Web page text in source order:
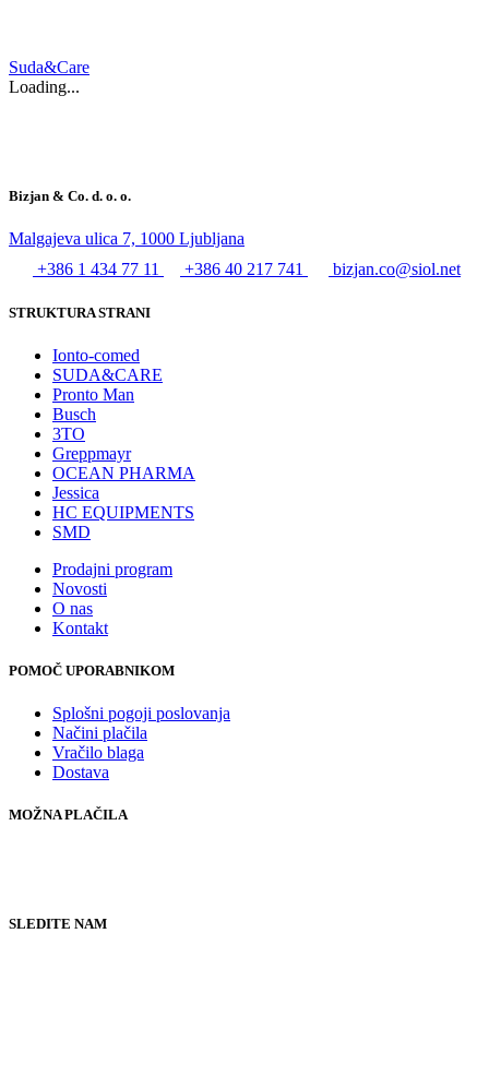
Suda&Care
Loading...
Bizjan & Co. d. o. o.
Malgajeva ulica 7, 1000 Ljubljana
+386 1 434 77 11
+386 40 217 741 bizjan.co@siol.net
STRUKTURA STRANI
Ionto-comed
SUDA&CARE
Pronto Man
Busch
3TO
Greppmayr
OCEAN PHARMA
Jessica
HC EQUIPMENTS
SMD
Prodajni program
Novosti
O nas
Kontakt
POMOČ UPORABNIKOM
Splošni pogoji poslovanja
Načini plačila
Vračilo blaga
Dostava
MOŽNA PLAČILA
SLEDITE NAM